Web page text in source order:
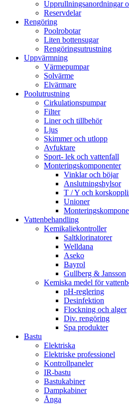
Upprullningsanordningar
Reservdelar
Rengöring
Poolrobotar
Liten bottensugar
Rengöringsutrustning
Uppvärmning
Värmepumpar
Solvärme
Elvärmare
Poolutrustning
Cirkulationspumpar
Filter
Liner och tillbehör
Ljus
Skimmer och utlopp
Avfuktare
Sport- lek och vattenfall
Monteringskomponenter
Vinklar och böjar
Anslutningshylsor
T / Y och
Unioner
Vattenbehandling
Kemikaliekontroller
Saltklorinatorer
Welldana
Aseko
Bayrol
Gullberg & Jansson
Kemiska medel för
pH-reglering
Desinfektion
Flockning och alger
Div. rengöring
Spa produkter
Bastu
Elektriska
Elektriske professionel
Kontrollpaneler
IR-bastu
Bastukabiner
Dampkabiner
Ånga